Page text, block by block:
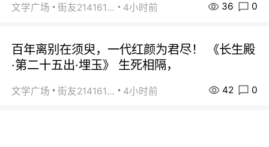
文学广场 街友21416156 4小时前 36 0
百年离别在须臾，一代红颜为君尽！ 《长生殿
·第二十五出·埋玉》 生死相隔，
文学广场 街友21416156 4小时前 42 0